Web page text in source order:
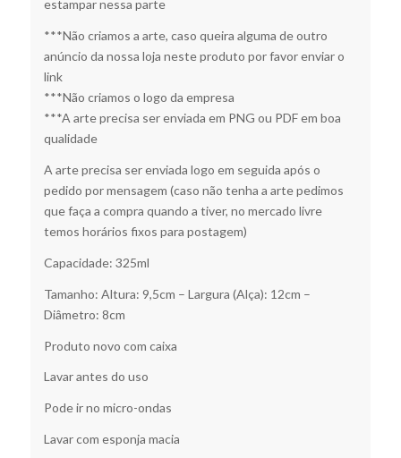
estampar nessa parte
***Não criamos a arte, caso queira alguma de outro
anúncio da nossa loja neste produto por favor enviar o
link
***Não criamos o logo da empresa
***A arte precisa ser enviada em PNG ou PDF em boa
qualidade
A arte precisa ser enviada logo em seguida após o
pedido por mensagem (caso não tenha a arte pedimos
que faça a compra quando a tiver, no mercado livre
temos horários fixos para postagem)
Capacidade: 325ml
Tamanho: Altura: 9,5cm – Largura (Alça): 12cm –
Diâmetro: 8cm
Produto novo com caixa
Lavar antes do uso
Pode ir no micro-ondas
Lavar com esponja macia